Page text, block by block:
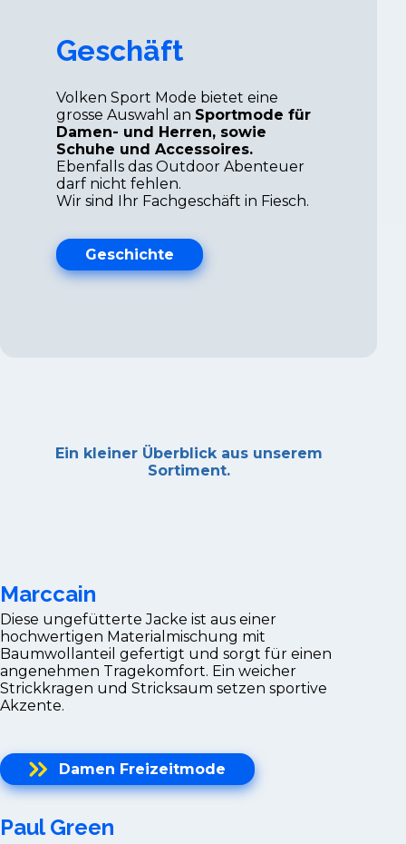
Geschäft
Volken Sport Mode bietet eine
grosse Auswahl an Sportmode für
Damen- und Herren, sowie
Schuhe und Accessoires.
Ebenfalls das Outdoor Abenteuer
darf nicht fehlen.
Wir sind Ihr Fachgeschäft in Fiesch.
Geschichte
Ein kleiner Überblick aus unserem
Sortiment.
Marccain
Diese ungefütterte Jacke ist aus einer
hochwertigen Materialmischung mit
Baumwollanteil gefertigt und sorgt für einen
angenehmen Tragekomfort. Ein weicher
Strickkragen und Stricksaum setzen sportive
Akzente.
Damen Freizeitmode
Paul Green